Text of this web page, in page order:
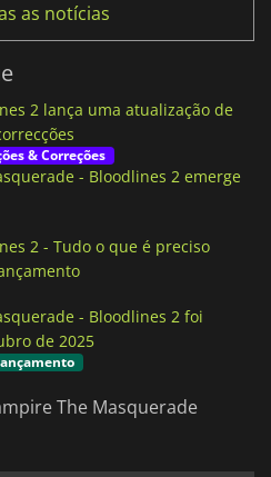
as notícias
2 lança uma atualização de
& Correções
- Bloodlines 2 emerge
2 - Tudo o que é preciso
- Bloodlines 2 foi
de 2025
The Masquerade